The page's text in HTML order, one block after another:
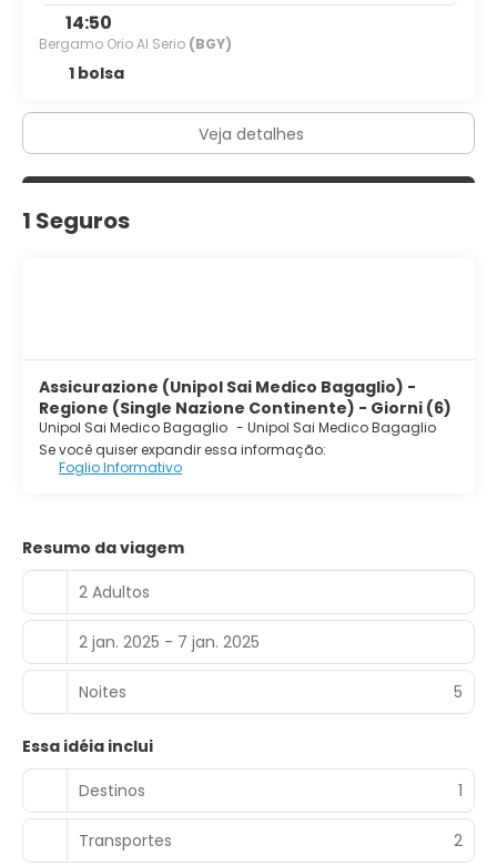
14:50
Bergamo Orio Al Serio (BGY)
1 bolsa
Veja detalhes
1 Seguros
Assicurazione (Unipol Sai Medico Bagaglio) -
Regione (Single Nazione Continente) - Giorni (6)
Unipol Sai Medico Bagaglio - Unipol Sai Medico Bagaglio
Se você quiser expandir essa informação:
Foglio Informativo
Resumo da viagem
2 Adultos
2 jan. 2025 - 7 jan. 2025
Noites 5
Essa idéia inclui
Destinos
1
Transportes 2